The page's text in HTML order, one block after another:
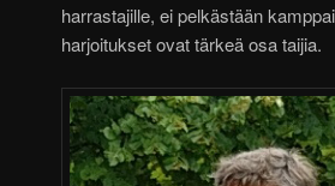
harrastajille, ei pelkästään
harjoitukset ovat tärkeä osa taijia.